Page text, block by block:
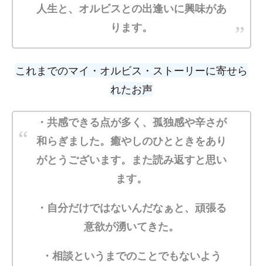
人生と、オルビスとの出逢いに興味があ
ります。
これまでのマイ・オルビス・ストーリーに寄せら
れたお声
・共感できる点が多く、孤独感や辛さが
和らぎました。癒やしのひとときをあり
がとうございます。また読み返すと思い
ます。
・自分だけではないんだなぁと、頑張る
意欲が湧いてきた。
・相談というまでのことでもないよう